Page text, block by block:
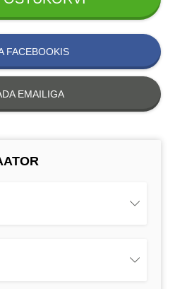
FACEBOOKIS
EMAILIGA